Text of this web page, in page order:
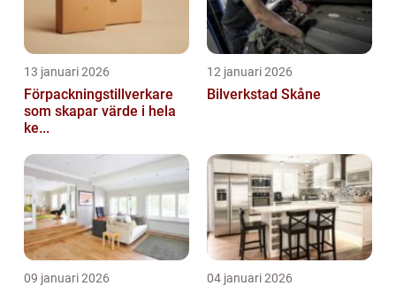
13 januari 2026
Förpackningstillverkare
som skapar värde i hela
ke...
12 januari 2026
Bilverkstad Skåne
09 januari 2026 04 januari 2026